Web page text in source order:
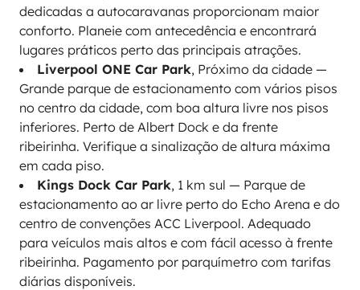
dedicadas a autocaravanas proporcionam maior
conforto. Planeie com antecedência e encontrará
lugares práticos perto das principais atrações.
Liverpool ONE Car Park, Próximo da cidade —
Grande parque de estacionamento com vários pisos
no centro da cidade, com boa altura livre nos pisos
inferiores. Perto de Albert Dock e da frente
ribeirinha. Verifique a sinalização de altura máxima
em cada piso.
Kings Dock Car Park, 1 km sul — Parque de
estacionamento ao ar livre perto do Echo Arena e do
centro de convenções ACC Liverpool. Adequado
para veículos mais altos e com fácil acesso à frente
ribeirinha. Pagamento por parquímetro com tarifas
diárias disponíveis.